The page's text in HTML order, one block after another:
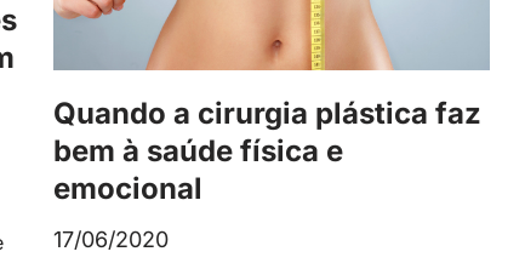
Quando a cirurgia plástica faz
bem à saúde física e
emocional
17/06/2020